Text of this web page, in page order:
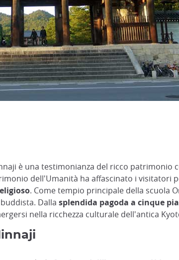
è una testimonianza del ricco patrimonio
dell'Umanità ha affascinato i visitatori
. Come tempio principale della scuola
Dalla splendida pagoda a cinque
nella ricchezza culturale dell'antica